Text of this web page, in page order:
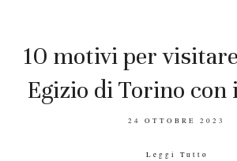
10 motivi per
Egizio di Torino con
POSTED
24 OTTOBRE 2023
Leggi Tutto